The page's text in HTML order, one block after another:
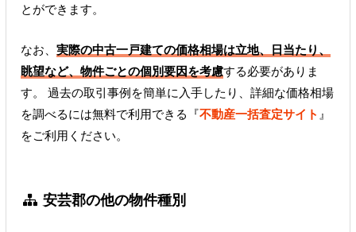
とができます。
なお、 実際の中古一戸建ての価格相場は立地、日当たり、
眺望など、物件ごとの個別要因を考慮する必要がありま
す。 過去の取引事例を簡単に入手したり、詳細な価格相場
を調べるには無料で利用できる『不動産一括査定サイト 』
をご利用ください。
安芸郡の他の物件種別